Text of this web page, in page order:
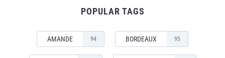
POPULAR TAGS
AMANDE 94 BORDEAUX 95